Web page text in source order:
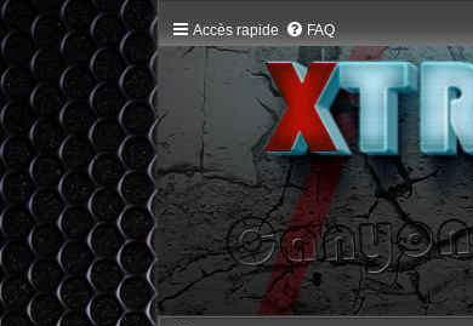
Accès rapide FAQ